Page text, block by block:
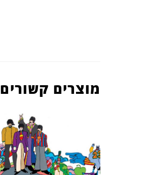
מוצרים קשורים